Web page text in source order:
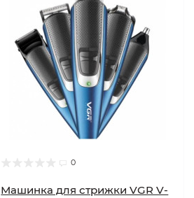
0
Машинка для стрижки VGR V-